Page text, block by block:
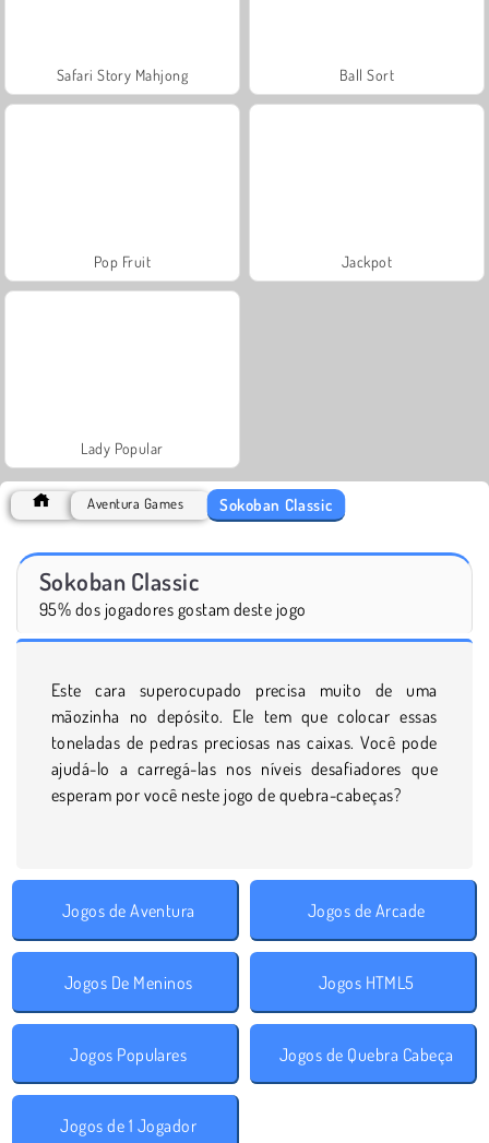
Safari Story Mahjong Ball Sort
Pop Fruit Jackpot
Lady Popular
Aventura Games Sokoban Classic
Sokoban Classic
95% dos jogadores gostam deste jogo
Este cara superocupado precisa muito de uma
mãozinha no depósito. Ele tem que colocar essas
toneladas de pedras preciosas nas caixas. Você pode
ajudá-lo a carregá-las nos níveis desafiadores que
esperam por você neste jogo de quebra-cabeças?
Jogos de Aventura Jogos de Arcade
Jogos De Meninos Jogos HTML5
Jogos Populares Jogos de Quebra Cabeça
Jogos de 1 Jogador